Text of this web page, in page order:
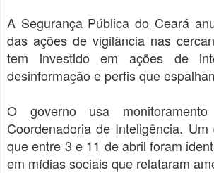
A Segurança Pública do Ceará
das ações de vigilância nas
tem investido em ações de
desinformação e perfis que
O governo usa
Coordenadoria de Inteligência.
que entre 3 e 11 de abril foram
em mídias sociais que relataram